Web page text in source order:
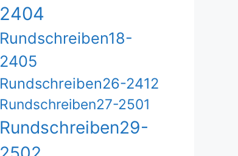
2404
Rundschreiben18-
2405
Rundschreiben26-2412
Rundschreiben27-2501
Rundschreiben29-